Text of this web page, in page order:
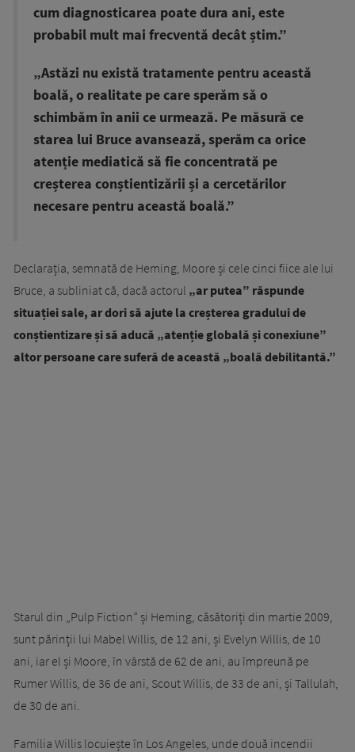
cum diagnosticarea poate dura ani, este
probabil mult mai frecventă decât știm.”
„Astăzi nu există tratamente pentru această
boală, o realitate pe care sperăm să o
schimbăm în anii ce urmează. Pe măsură ce
starea lui Bruce avansează, sperăm ca orice
atenție mediatică să fie concentrată pe
creșterea conștientizării și a cercetărilor
necesare pentru această boală.”
Declarația, semnată de Heming, Moore și cele cinci fiice ale lui
Bruce, a subliniat că, dacă actorul „ar putea” răspunde
situației sale, ar dori să ajute la creșterea gradului de
conștientizare și să aducă „atenție globală și conexiune”
altor persoane care suferă de această „boală debilitantă.”
Starul din „Pulp Fiction” și Heming, căsătoriți din martie 2009,
sunt părinții lui Mabel Willis, de 12 ani, și Evelyn Willis, de 10
ani, iar el și Moore, în vârstă de 62 de ani, au împreună pe
Rumer Willis, de 36 de ani, Scout Willis, de 33 de ani, și Tallulah,
de 30 de ani.
Familia Willis locuiește în Los Angeles, unde două incendii